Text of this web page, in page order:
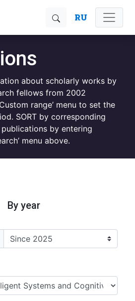
RU
about scholarly works by
fellows from 2002
range’ menu to set the
SORT by corresponding
by entering
menu above.
By year